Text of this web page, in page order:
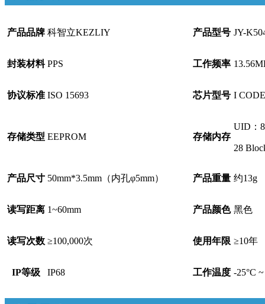
产品品牌 科智立KEZLIY 产品型号 JY-
封装材料 PPS 工作频率
协议标准 ISO 15693 芯片型号 I
存储类型 EEPROM 存储内存
UID：
28
产品尺寸 50mm*3.5mm（内孔φ5mm） 产品重量 约13g
读写距离 1~60mm 产品颜色 黑色
读写次数 ≥100,000次 使用年限 ≥10年
IP等级 IP68 工作温度 -25°C